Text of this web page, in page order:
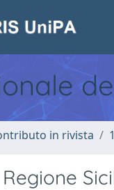
in rivista